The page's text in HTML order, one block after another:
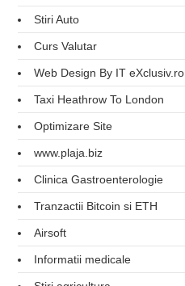
Stiri Auto
Curs Valutar
Web Design By IT eXclusiv.ro
Taxi Heathrow To London
Optimizare Site
www.plaja.biz
Clinica Gastroenterologie
Tranzactii Bitcoin si ETH
Airsoft
Informatii medicale